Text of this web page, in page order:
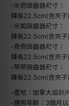
-米奇固齒器尺寸：
鍊長22.5cm(含夾
-米妮固齒器尺寸：
鍊長22.5cm(含夾
-奇奇固齒器尺寸：
鍊長22.5cm(含夾
-蒂蒂固齒器尺寸：
鍊長22.5cm(含夾
-產地：加拿大設計/
-適用年齡：3個月